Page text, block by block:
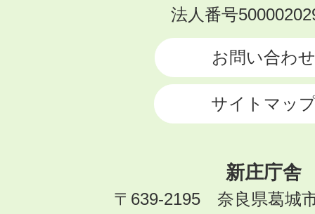
KATSURAGI
法人番号
お問い合わせ
サイトマッ
新庄庁舎
〒639-2195 奈良県葛城